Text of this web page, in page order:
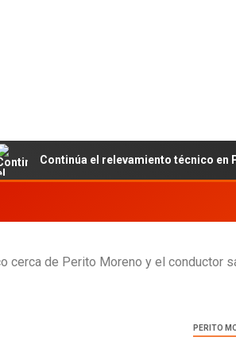
Continúa el relevamiento técnico en Perito
cerca de Perito Moreno y el conductor
PERITO